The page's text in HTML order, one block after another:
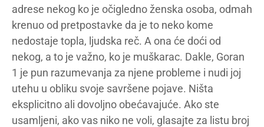
adrese nekog ko je očigledno ženska osoba, odmah
krenuo od pretpostavke da je to neko kome
nedostaje topla, ljudska reč. A ona će doći od
nekog, a to je važno, ko je muškarac. Dakle, Goran
1 je pun razumevanja za njene probleme i nudi joj
utehu u obliku svoje savršene pojave. Ništa
eksplicitno ali dovoljno obećavajuće. Ako ste
usamljeni, ako vas niko ne voli, glasajte za listu broj